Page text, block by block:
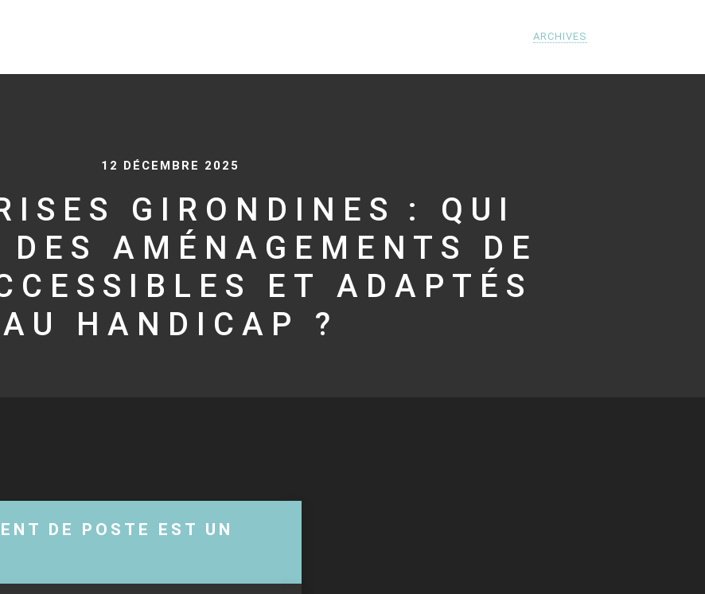
ARCHIVES
12 DÉCEMBRE 2025
GIRONDINES : QUI
DES AMÉNAGEMENTS DE
ET ADAPTÉS
AU HANDICAP ?
DE POSTE EST UN